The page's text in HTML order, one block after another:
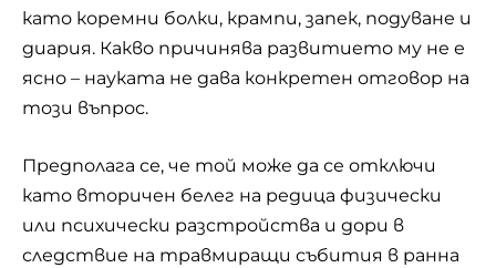
като коремни болки, крампи, запек, подуване и
диария. Какво причинява развитието му не е
ясно – науката не дава конкретен отговор на
този въпрос.
Предполага се, че той може да се отключи
като вторичен белег на редица физически
или психически разстройства и дори в
следствие на травмиращи събития в ранна